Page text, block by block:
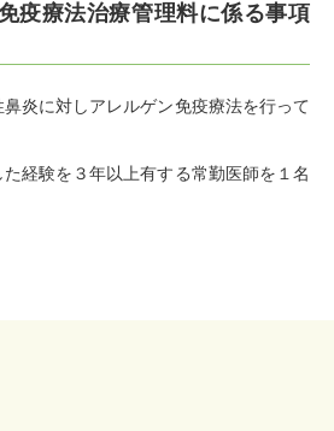
疫療法治療管理料に係る事項
炎に対しアレルゲン免疫療法を行って
経験を３年以上有する常勤医師を１名